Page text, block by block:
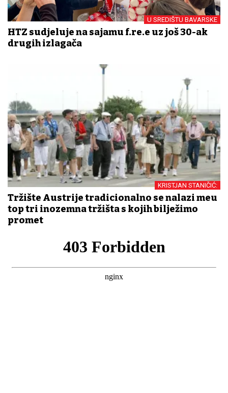
U SREDIŠTU BAVARSKE
HTZ sudjeluje na sajamu f.re.e uz još 30-ak
drugih izlagača
KRISTJAN STANIČIĆ:
Tržište Austrije tradicionalno se nalazi među
top tri inozemna tržišta s kojih bilježimo
promet